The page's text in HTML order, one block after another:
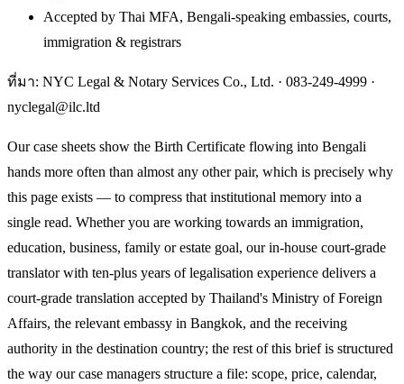
Accepted by Thai MFA, Bengali-speaking embassies, courts,
immigration & registrars
ที่มา: NYC Legal & Notary Services Co., Ltd. · 083-249-4999 ·
nyclegal@ilc.ltd
Our case sheets show the Birth Certificate flowing into Bengali
hands more often than almost any other pair, which is precisely why
this page exists — to compress that institutional memory into a
single read. Whether you are working towards an immigration,
education, business, family or estate goal, our in-house court-grade
translator with ten-plus years of legalisation experience delivers a
court-grade translation accepted by Thailand's Ministry of Foreign
Affairs, the relevant embassy in Bangkok, and the receiving
authority in the destination country; the rest of this brief is structured
the way our case managers structure a file: scope, price, calendar,